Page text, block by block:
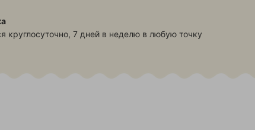
круглосуточно, 7 дней в неделю в любую точку